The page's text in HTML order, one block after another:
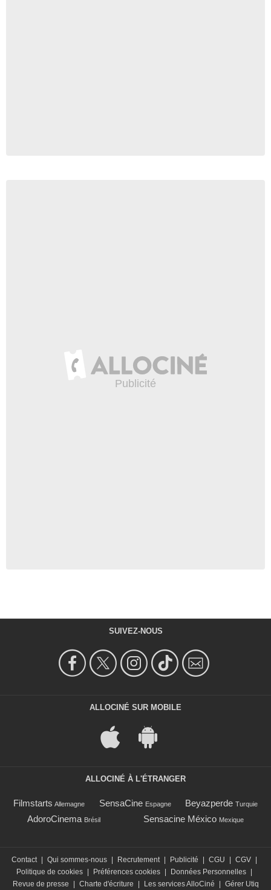
SUIVEZ-NOUS
ALLOCINÉ SUR MOBILE
ALLOCINÉ À L'ÉTRANGER
Filmstarts Allemagne SensaCine Espagne Beyazperde Turquie
AdoroCinema Brésil Sensacine México Mexique
Contact Qui sommes-nous Recrutement Publicité CGU CGV
Politique de cookies
Préférences cookies Données Personnelles
Revue de presse
Charte d'écriture Les services AlloCiné Gérer Utiq